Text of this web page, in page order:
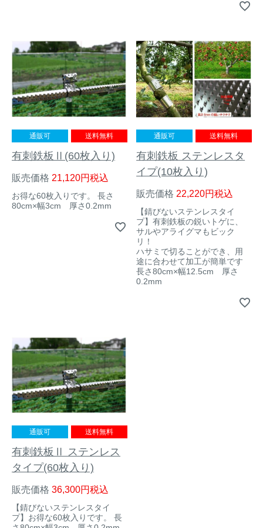
通販可 送料無料
有刺鉄板Ⅱ(60枚入り)
販売価格 21,120 税込
お得な60枚入りです。 長さ
80cm×幅3cm 厚さ0.2mm
通販可 送料無料
有刺鉄板 ステンレスタ
イプ(10枚入り)
販売価格 22,220 税込
【錆びないステンレスタイ
プ】有刺鉄板の鋭いトゲに、
サルやアライグマもビック
リ！
ハサミで切ることができ、用
途に合わせて加工が簡単です
長さ80cm×幅12.5cm 厚さ
0.2mm
通販可 送料無料
有刺鉄板Ⅱ ステンレス
タイプ(60枚入り)
販売価格 36,300 税込
【錆びないステンレスタイ
プ】お得な60枚入りです。 長
閉じる